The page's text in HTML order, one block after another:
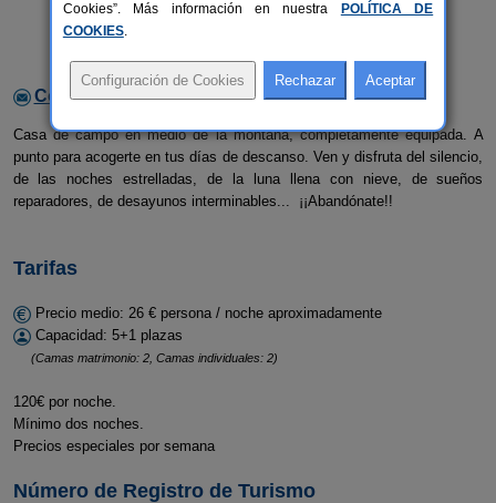
Contactar con el alojamiento
Casa de campo en medio de la montaña, completamente equipada. A
punto para acogerte en tus días de descanso. Ven y disfruta del silencio,
de las noches estrelladas, de la luna llena con nieve, de sueños
reparadores, de desayunos interminables... ¡¡Abandónate!!
Tarifas
Precio medio: 26 € persona / noche aproximadamente
Capacidad: 5+1 plazas
(Camas matrimonio: 2, Camas individuales: 2)
120€ por noche.
Mínimo dos noches.
Precios especiales por semana
Número de Registro de Turismo
Cookies”. Más información en nuestra
POLÍTICA DE
COOKIES.